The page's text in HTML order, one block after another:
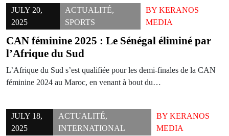
JULY 20,
2025
ACTUALITÉ,
SPORTS
BYKERANOS
MEDIA
CAN féminine 2025 : Le Sénégal éliminé par
l’Afrique du Sud
L’Afrique du Sud s’est qualifiée pour les demi-finales de la CAN
féminine 2024 au Maroc, en venant à bout du…
JULY 18,
2025
ACTUALITÉ,
INTERNATIONAL
BYKERANOS
MEDIA